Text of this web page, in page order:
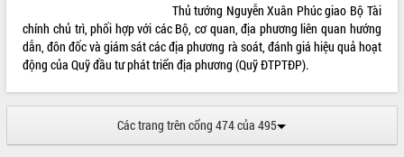
Thủ tướng Nguyễn Xuân Phúc giao Bộ Tài
chính chủ trì, phối hợp với các Bộ, cơ quan, địa phương liên quan hướng
dẫn, đôn đốc và giám sát các địa phương rà soát, đánh giá hiệu quả hoạt
động của Quỹ đầu tư phát triển địa phương (Quỹ ĐTPTĐP).
Các trang trên cổng 474 của 495